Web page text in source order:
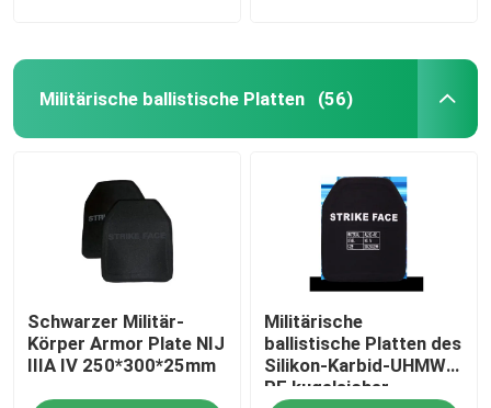
Militärische ballistische Platten (56)
Schwarzer Militär-
Körper Armor Plate NIJ
IIIA IV 250*300*25mm
Militärische
ballistische Platten des
Silikon-Karbid-UHMW-
PE kugelsicher